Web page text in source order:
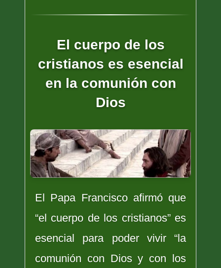
El cuerpo de los
cristianos es esencial
en la comunión con
Dios
El Papa Francisco afirmó que
“el cuerpo de los cristianos” es
esencial para poder vivir “la
comunión con Dios y con los